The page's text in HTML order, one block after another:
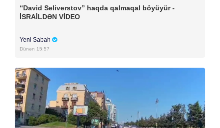
“David Seliverstov” haqda qalmaqal böyüyür -
İSRAİLDƏN VİDEO
Yeni Sabah
Dünən 15:57